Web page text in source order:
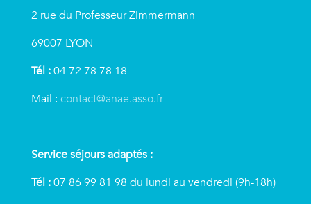
2 rue du Professeur Zimmermann
69007 LYON
Tél :04 72 78 78 18
Mail : contact@anae.asso.fr
Service séjours adaptés :
Tél :07 86 99 81 98 du lundi au vendredi (9h-18h)